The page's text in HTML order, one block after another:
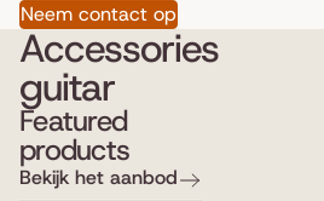
Neem contact op
Accessories
guitar
Featured
products
Bekijk het aanbod